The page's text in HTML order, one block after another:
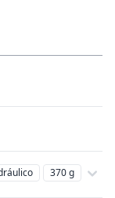
370 g